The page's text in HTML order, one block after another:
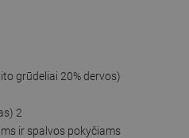
grūdeliai 20% dervos)
2
ir spalvos pokyčiams